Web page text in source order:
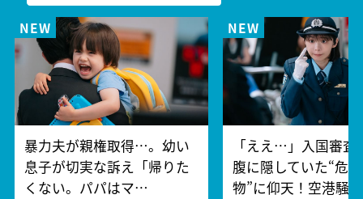
暴力夫が親権取得…。幼い
息子が切実な訴え「帰りた
くない。パパはマ…
「ええ…」入国審査
腹に隠していた“危
物”に仰天！空港騒